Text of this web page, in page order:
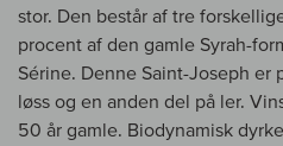
stor. Den består af tre
procent af den gamle Syrah-
Sérine. Denne Saint-Joseph er
løss og en anden del på ler.
50 år gamle. Biodynamisk